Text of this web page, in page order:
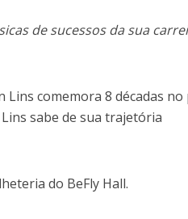
de sucessos da sua
comemora 8 décadas no
sabe de sua trajetória
do BeFly Hall.